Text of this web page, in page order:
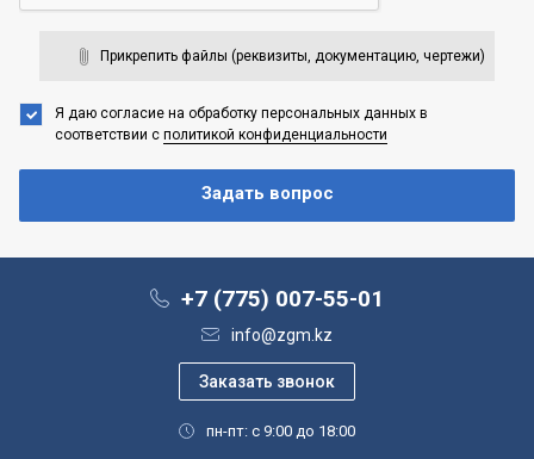
Прикрепить файлы (реквизиты, документацию, чертежи)
Я даю согласие на обработку персональных данных в
соответствии с политикой конфиденциальности
+7 (775) 007-55-01
info@zgm.kz
пн-пт: с 9:00 до 18:00